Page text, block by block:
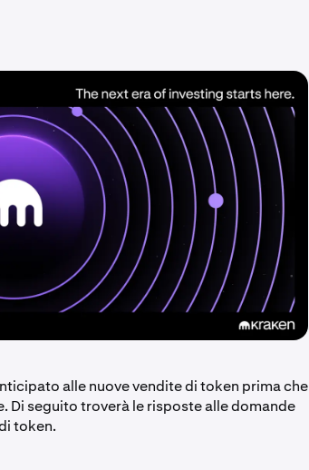
alle nuove vendite di token prima che
Di seguito troverà le risposte alle domande
token.